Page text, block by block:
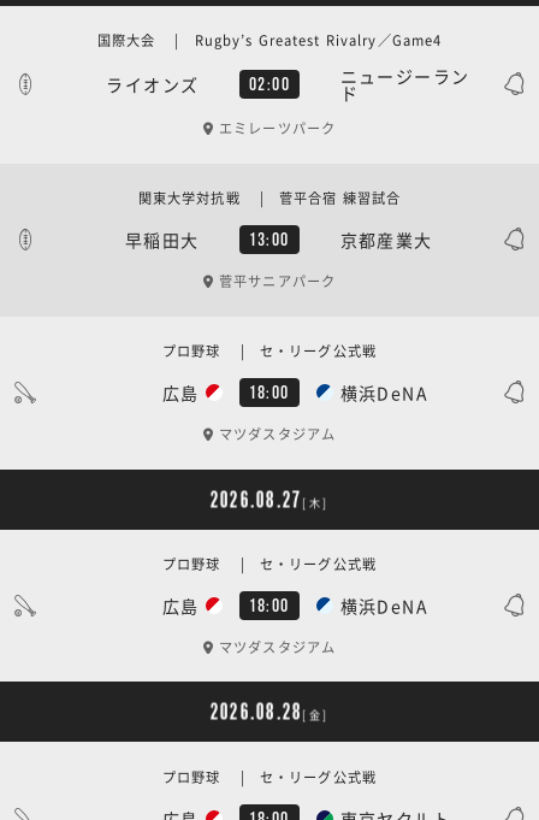
ライオンズ 02:00 ニュージーラン
ド
国際大会 | Rugby’s Greatest Rivalry／Game4
エミレーツパーク
早稲田大 13:00 京都産業大
関東大学対抗戦 | 菅平合宿 練習試合
菅平サニアパーク
広島 18:00 横浜DeNA
プロ野球 | セ・リーグ公式戦
マツダスタジアム
2026.08.27 [木]
広島 18:00 横浜DeNA
プロ野球 | セ・リーグ公式戦
マツダスタジアム
2026.08.28 [金]
プロ野球 | セ・リーグ公式戦